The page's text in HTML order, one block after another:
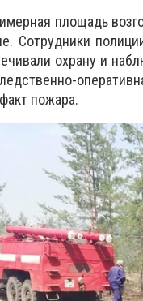
площадь
Сотрудники
охрану и
пожара.